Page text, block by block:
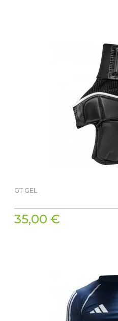
GT GEL
35,00 €